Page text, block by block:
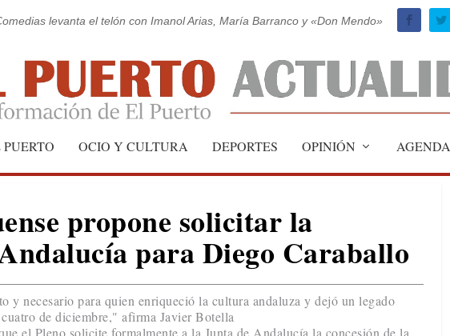
levanta el telón con Imanol Arias, María Barranco y «Don Mendo»
PUERTO OCIO Y CULTURA DEPORTES OPINIÓN AGENDA
propone solicitar la
para Diego Caraballo
y necesario para quien enriqueció la cultura andaluza y dejó un legado
de diciembre," afirma Javier Botella
el Pleno solicite formalmente a la Junta de Andalucía la concesión de la